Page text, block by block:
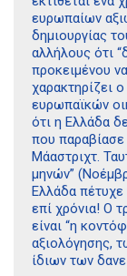
ευρωπαίων
δημιουργίας
αλλήλους ότι
προκειμένου
χαρακτηρίζει
ευρωπαϊκών
ότι η Ελλάδα
που παραβίασε
Μάαστριχτ.
μηνών”
Ελλάδα πέτυχε
επί χρόνια! Ο
είναι “η
αξιολόγησης,
ίδιων των